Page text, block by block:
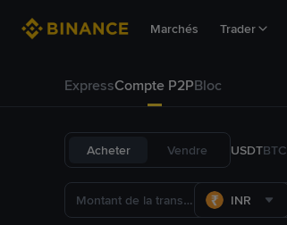
Marchés Trader
ExpressCompte P2PBloc
Acheter Vendre USDTBTC
INR